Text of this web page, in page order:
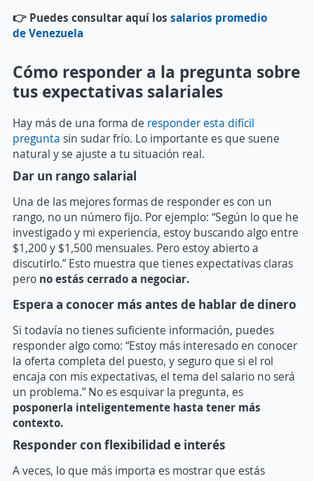
👉 Puedes consultar aquí los salarios promedio
de Venezuela
Cómo responder a la pregunta sobre
tus expectativas salariales
Hay más de una forma de responder esta difícil
pregunta sin sudar frío. Lo importante es que suene
natural y se ajuste a tu situación real.
Dar un rango salarial
Una de las mejores formas de responder es con un
rango, no un número fijo. Por ejemplo: “Según lo que he
investigado y mi experiencia, estoy buscando algo entre
$1,200 y $1,500 mensuales. Pero estoy abierto a
discutirlo.” Esto muestra que tienes expectativas claras
pero no estás cerrado a negociar.
Espera a conocer más antes de hablar de dinero
Si todavía no tienes suficiente información, puedes
responder algo como: “Estoy más interesado en conocer
la oferta completa del puesto, y seguro que si el rol
encaja con mis expectativas, el tema del salario no será
un problema.” No es esquivar la pregunta, es
posponerla inteligentemente hasta tener más
contexto.
Responder con flexibilidad e interés
A veces, lo que más importa es mostrar que estás